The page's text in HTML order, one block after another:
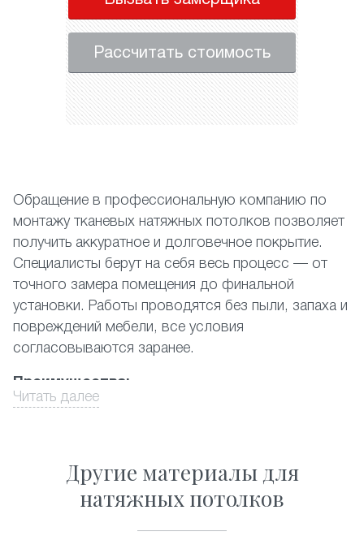
Рассчитать стоимость
Обращение в профессиональную компанию по
монтажу тканевых натяжных потолков позволяет
получить аккуратное и долговечное покрытие.
Специалисты берут на себя весь процесс — от
точного замера помещения до финальной
установки. Работы проводятся без пыли, запаха и
повреждений мебели, все условия
согласовываются заранее.
Преимущества:
установка без демонтажа отделки или мебели;
контроль качества материала/крепежа на
Читать далее
Другие материалы для
натяжных потолков